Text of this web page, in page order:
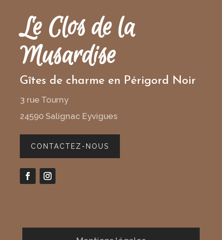
Le Clos de la
Musardise
Gîtes de charme en Périgord Noir
3 rue Tourny
24590 Salignac Eyvigues
CONTACTEZ-NOUS